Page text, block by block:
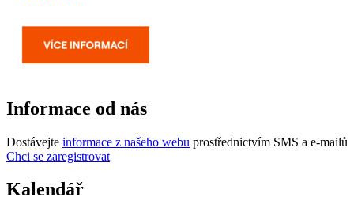
Informace od nás
Dostávejte informace z našeho webu prostřednictvím SMS a e-mailů
Chci se zaregistrovat
Kalendář